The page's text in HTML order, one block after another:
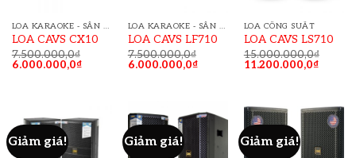
LOA KARAOKE - SÂN KHẤU
LOA CAVS CX10
7.500.000,0₫
6.000.000,0₫
LOA KARAOKE - SÂN KHẤU
LOA CAVS LF710
7.500.000,0₫
6.000.000,0₫
LOA CÔNG SUẤT
LOA CAVS LS710
15.000.000,0₫
11.200.000,0₫
Giảm giá! Giảm giá! Giảm giá!